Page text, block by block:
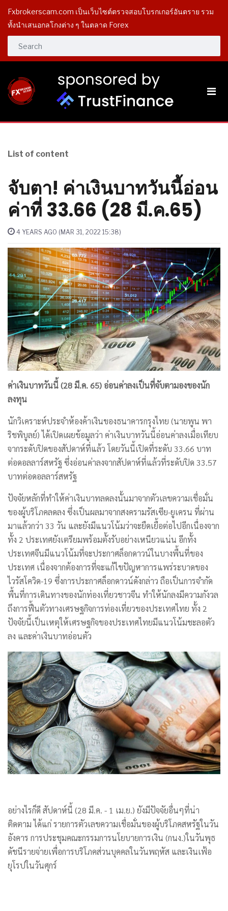
Fxbrokerscam.com เป็นเว็บไซต์ตรวจสอบโบรกเกอร์อันตราย รวม
ทั้งนำเสนอกลโกงต่าง ๆ ในตลาด Forex
List of content
จับตา! ค่าเงินบาทวันนี้อ่อน
ค่าที่ 33.66 (28 มี.ค.65)
4 YEARS AGO (MAR 31, 2022 15:38)
ค่าเงินบาทวันนี้ (28 มี.ค. 65) อ่อนค่าลงเป็นที่จับตามองของนัก
ลงทุน
นักวิเคราะห์ประจำห้องค้าเงินของธนาคารกรุงไทย (นายพูน พา
ริชพิบูลย์) ได้เปิดเผยข้อมูลว่า ค่าเงินบาทวันนี้อ่อนค่าลงเมื่อเทียบ
จากระดับปิดของสัปดาห์ที่แล้ว โดยวันนี้เปิดที่ระดับ 33.66 บาท
ต่อดอลลาร์สหรัฐ ซึ่งอ่อนค่าลงจากสัปดาห์ที่แล้วที่ระดับปิด 33.57
บาทต่อดอลลาร์สหรัฐ
ปัจจัยหลักที่ทำให้ค่าเงินบาทลดลงนั้นมาจากตัวเลขความเชื่อมั่น
ของผู้บริโภคลดลง ซึ่งเป็นผลมาจากสงครามรัสเซีย-ยูเครน ที่ผ่าน
มาแล้วกว่า 33 วัน และยังมีแนวโน้มว่าจะยืดเยื้อต่อไปอีกเนื่องจาก
ทั้ง 2 ประเทศยังเตรียมพร้อมตั้งรับอย่างเหนียวแน่น อีกทั้ง
ประเทศจีนมีแนวโน้มที่จะประกาศล็อกดาวน์ในบางพื้นที่ของ
ประเทศ เนื่องจากต้องการที่จะแก้ไขปัญหาการแพร่ระบาดของ
ไวรัสโควิด-19 ซึ่งการประกาศล็อกดาวน์ดังกล่าว ถือเป็นการจำกัด
พื้นที่การเดินทางของนักท่องเที่ยวชาวจีน ทำให้นักลงมีความกังวล
ถึงการฟื้นตัวทางเศรษฐกิจการท่องเที่ยวของประเทศไทย ทั้ง 2
ปัจจัยนี้เป็นเหตุให้เศรษฐกิจของประเทศไทยมีแนวโน้มชะลอตัว
ลง และค่าเงินบาทอ่อนตัว
อย่างไรก็ดี สัปดาห์นี้ (28 มี.ค. - 1 เม.ย.) ยังมีปัจจัยอื่นๆที่น่า
ติดตาม ได้แก่ รายการตัวเลขความเชื่อมั่นของผู้บริโภคสหรัฐในวัน
อังคาร การประชุมคณะกรรมการนโยบายการเงิน (กนง.)ในวันพุธ
ดัชนีรายจ่ายเพื่อการบริโภคส่วนบุคคลในวันพฤหัส และเงินเฟ้อ
ยุโรปในวันศุกร์